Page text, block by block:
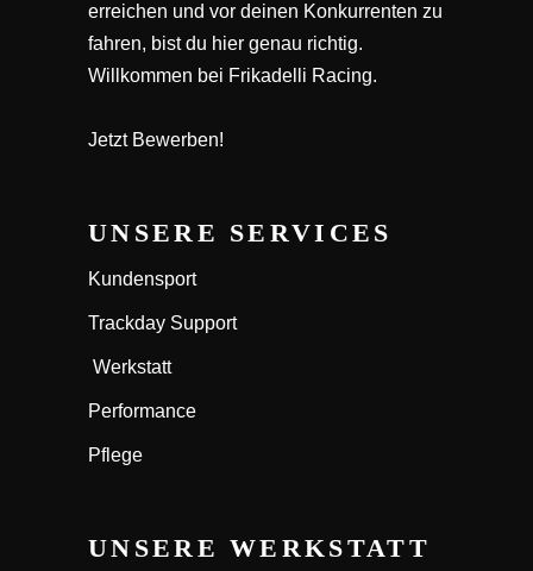
erreichen und vor deinen Konkurrenten zu
fahren, bist du hier genau richtig.
Willkommen bei Frikadelli Racing.
Jetzt Bewerben!
UNSERE SERVICES
Kundensport
Trackday Support
Werkstatt
Performance
Pflege
UNSERE WERKSTATT